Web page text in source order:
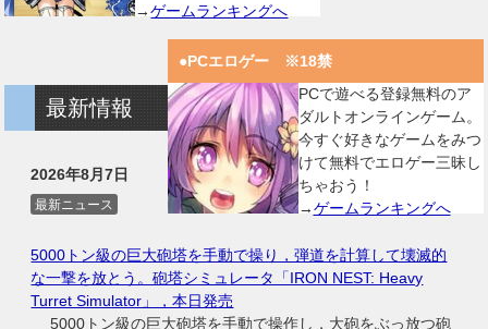
→ゲームランキングへ
●PCエロゲー ※18禁
PCで遊べる登録無料のア
ダルトオンラインゲーム。
今すぐ好きなゲームをみつ
けて無料でエロゲー三昧し
ちゃおう！
→ゲームランキングへ
最新情報
2026年8月7日
最新ニュース
5000トン級の巨大砲塔を手動で操り，弾道を計算して壊滅的
な一撃を放とう。砲塔シミュレータ「IRON NEST: Heavy
Turret Simulator」，本日発売
5000トン級の巨大砲塔を手動で操作し，大砲をぶっ放つ砲